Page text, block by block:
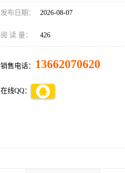
发布日期： 2026-08-07
阅 读 量： 426
销售电话： 13662070620
在线QQ：